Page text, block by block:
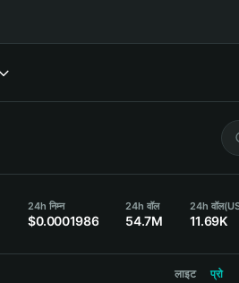
24h निम्न
$0.0001986
24h वॉल
54.7M
24h वॉल
11.69K
लाइट प्रो